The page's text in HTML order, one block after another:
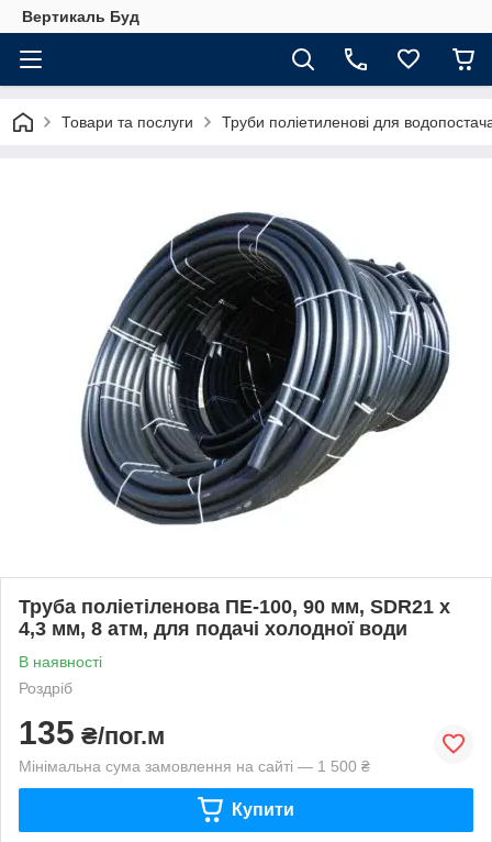
Вертикаль Буд
Товари та послуги Труби поліетиленові для
Труба поліетіленова ПЕ-100, 90 мм, SDR21 х
4,3 мм, 8 атм, для подачі холодної води
В наявності
Роздріб
135 ₴/пог.м
Мінімальна сума замовлення на сайті — 1 500 ₴
Купити